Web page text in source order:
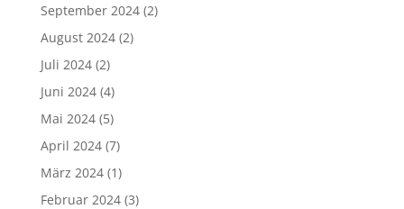
September 2024(2)
August 2024(2)
Juli 2024(2)
Juni 2024(4)
Mai 2024(5)
April 2024(7)
März 2024(1)
Februar 2024(3)